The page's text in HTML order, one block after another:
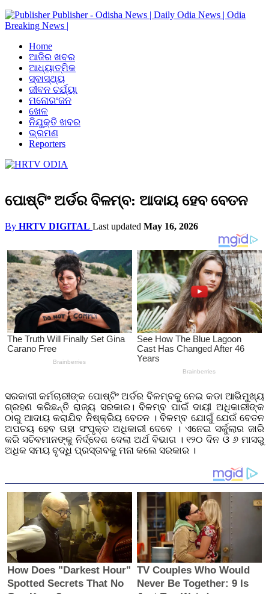
Publisher - Odisha News | Daily Odia News | Odia
Breaking News |
Home
ଆଜିର ଖବର
ଆଧ୍ୟାତ୍ମିକ
ସ୍ବାସ୍ଥ୍ୟ
ଜୀବନ ଚର୍ଯ୍ୟା
ମନୋରଂଜନ
ଖେଳ
ନିଯୁକ୍ତି ଖବର
ଭ୍ରମଣ
Reporters
ପୋଷ୍ଟିଂ ଅର୍ଡର ବିଳମ୍ବ: ଆଦାୟ ହେବ ବେତନ
By HRTV DIGITAL Last updated May 16, 2026
ସରକାରୀ କର୍ମଚାରୀଙ୍କ ପୋଷ୍ଟିଂ ଅର୍ଡର ବିଳମ୍ବକୁ ନେଇ କଡା ଆଭିମୁଖ୍ୟ
ଗ୍ରହଣ କରିଛନ୍ତି ରାଜ୍ୟ ସରକାର। ବିଳମ୍ବ ପାଇଁ ଦାୟୀ ଅଧିକାରୀଙ୍କ
ଠାରୁ ଆଦାୟ କରାଯିବ ନିଷ୍କ୍ରିୟ ବେତନ । ବିଳମ୍ବ ଯୋଗୁଁ ଯେଉଁ ବେତନ
ଅପଚୟ ହେବ ତାହା ସଂପୃକ୍ତ ଅଧିକାରୀ ଦେବେ । ଏନେଇ ସର୍କୁଲାର ଜାରି
କରି ସଚିବମାନଙ୍କୁ ନିର୍ଦ୍ଦେଶ ଦେଲା ଅର୍ଥ ବିଭାଗ । ୧୨୦ ଦିନ ଓ ୬ ମାସରୁ
ଅଧିକ ସମୟ ବୃଦ୍ଧି ପ୍ରସ୍ତାବକୁ ମନା କଲେ ସରକାର ।